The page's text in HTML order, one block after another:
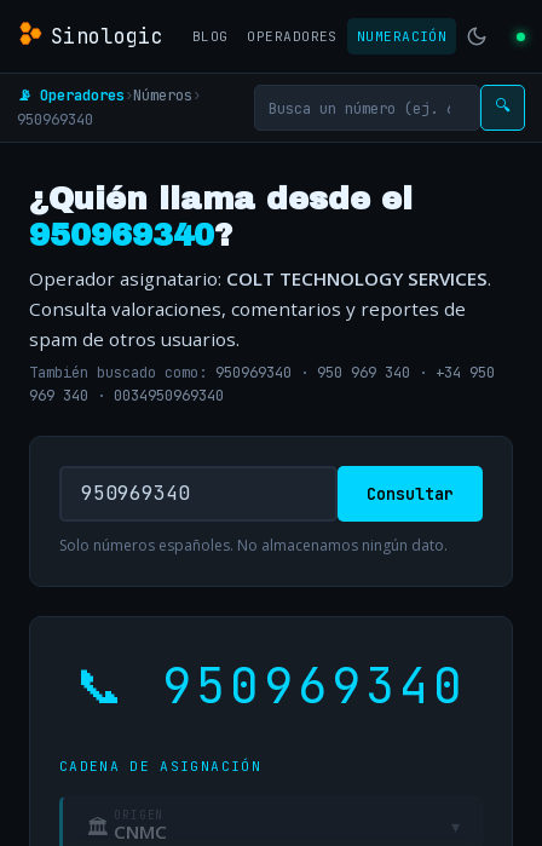
Sinologic BLOG OPERADORES NUMERACIÓN
📡 Operadores›Números›
950969340
🔍
¿Quién llama desde el
950969340?
Operador asignatario: COLT TECHNOLOGY SERVICES.
Consulta valoraciones, comentarios y reportes de
spam de otros usuarios.
También buscado como: 950969340 · 950 969 340 · +34 950
969 340 · 0034950969340
Consultar
Solo números españoles. No almacenamos ningún dato.
📞 950969340
CADENA DE ASIGNACIÓN
🏛 ORIGEN
CNMC ▾